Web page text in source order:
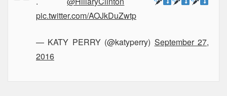
pic.twitter.com/AOJkDuZwtp
— KATY PERRY (@katyperry) September 27,
2016